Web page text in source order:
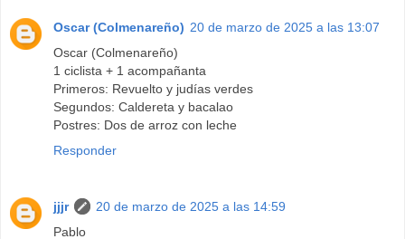
Oscar (Colmenareño) 20 de marzo de 2025 a las 13:07
Oscar (Colmenareño)
1 ciclista + 1 acompañanta
Primeros: Revuelto y judías verdes
Segundos: Caldereta y bacalao
Postres: Dos de arroz con leche
Responder
jjjr
20 de marzo de 2025 a las 14:59
Pablo